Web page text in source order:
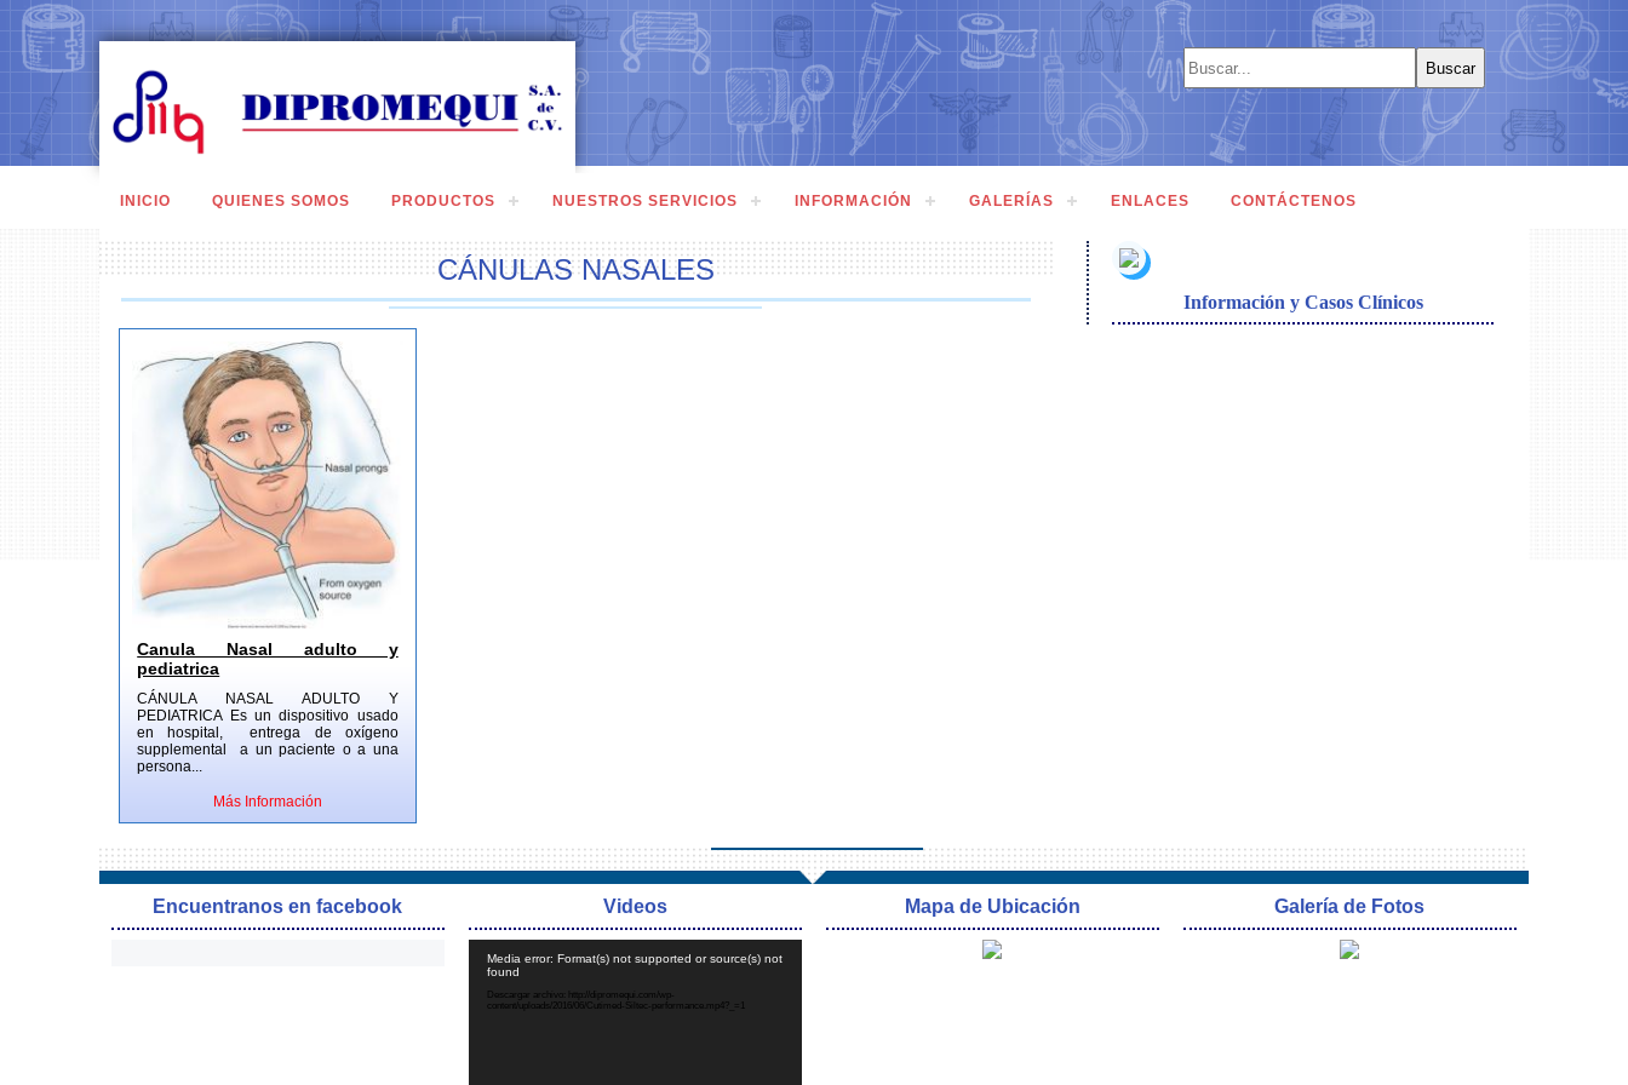
INICIO QUIENES SOMOS PRODUCTOS NUESTROS SERVICIOS INFORMACIÓN GALERÍAS ENLACES CONTÁCTENOS
CÁNULAS NASALES
Canula Nasal adulto y
pediatrica
CÁNULA NASAL ADULTO Y
PEDIATRICA Es un dispositivo usado
en hospital, entrega de oxígeno
supplemental a un paciente o a una
persona...
Más Información
Información y Casos Clínicos
Encuentranos en facebook Videos
de
Media error: Format(s) not supported or source(s) not
found
Descargar archivo: http://dipromequi.com/wp-
content/uploads/2016/06/Cutimed-Siltec-performance.mp4?_=1
Mapa de Ubicación Galería de Fotos